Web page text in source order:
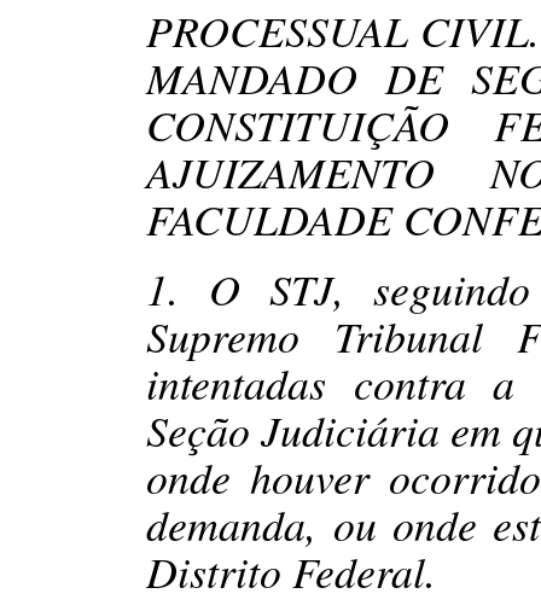
PROCESSUAL
MANDADO DE
CONSTITUIÇÃO
AJUIZAMENTO
FACULDADE
1. O STJ,
Supremo Tribunal
intentadas contra
Seção Judiciária em
onde houver
demanda, ou onde
Distrito Federal.